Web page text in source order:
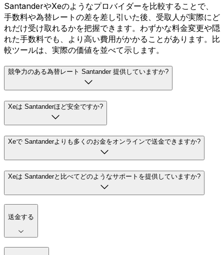
SantanderやXeのようなプロバイダーを比較することで、
手数料や為替レートの差を差し引いた後、受取人が実際にど
れだけ受け取れるかを把握できます。わずかな料金変更や隠
れた手数料でも、より高い費用がかかることがあります。比
較ツールは、実際の価値を並べて示します。
競争力のある為替レート Santander 提供していますか?
Xeは Santanderほど安全ですか?
Xeで Santanderよりも多くのお金をオンラインで送金できますか?
Xeは Santanderと比べてどのようなサポートを提供していますか?
送金する